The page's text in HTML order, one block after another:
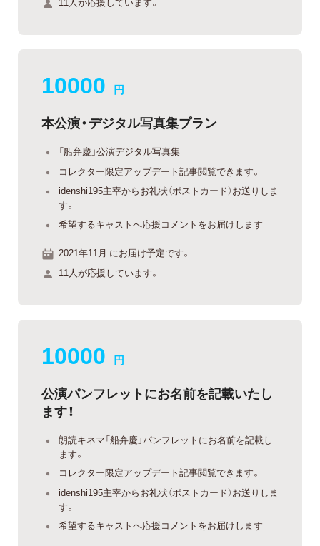
10000 円
本公演・デジタル写真集プラン
「船弁慶」公演デジタル写真集
コレクター限定アップデート記事閲覧できます。
idenshi195主宰からお礼状（ポストカード）お送りしま
す。
希望するキャストへ応援コメントをお届けします
2021年11月 にお届け予定です。
11人が応援しています。
10000 円
公演パンフレットにお名前を記載いたし
ます！
朗読キネマ「船弁慶」パンフレットにお名前を記載し
ます。
コレクター限定アップデート記事閲覧できます。
idenshi195主宰からお礼状（ポストカード）お送りしま
す。
希望するキャストへ応援コメントをお届けします